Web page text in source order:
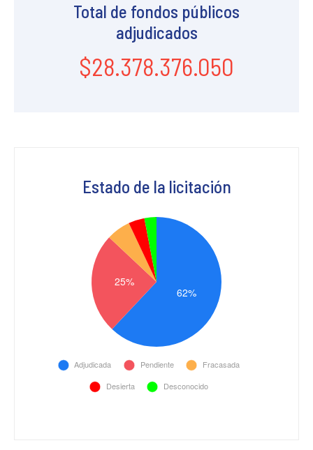
Total de fondos públicos
adjudicados
$28.378.376.050
Estado de la licitación